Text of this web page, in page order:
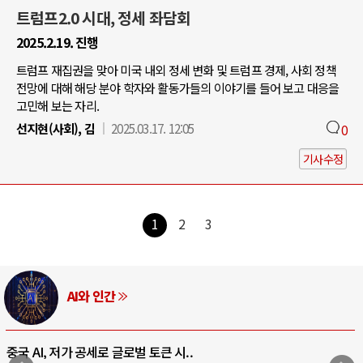
트럼프2.0 시대, 정세 좌담회
2025.2.19. 진행
트럼프 재집권을 맞아 미국 내외 정세 변화 및 트럼프 경제, 사회 정책
전망에 대해 해당 분야 학자와 활동가들의 이야기를 들어 보고 대응을
고민해 보는 자리.
선지현(사회), 김
2025.03.17. 12:05 0
기사수정
1 2 3
AI와 인간
중국 AI, 저가 공세로 글로벌 토큰 시..